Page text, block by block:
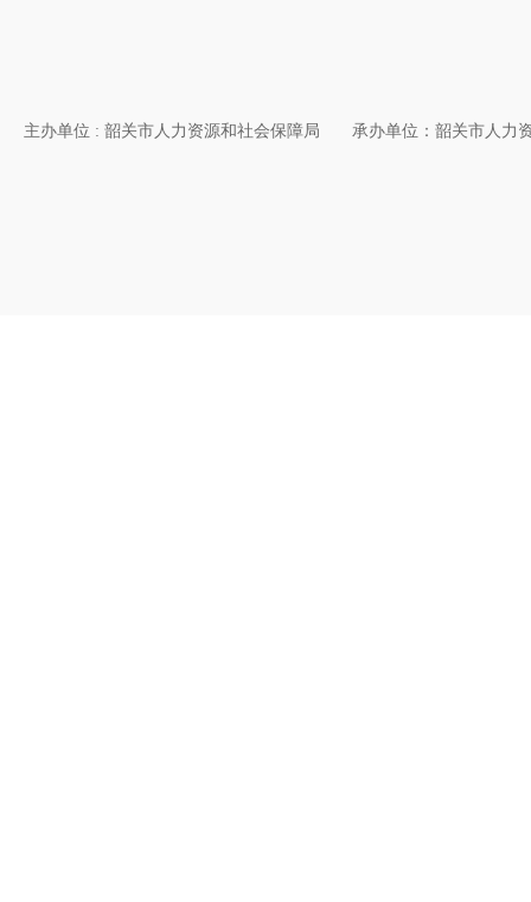
主办单位 : 韶关市人力资源和社会保障局 承办单位：韶关市人力